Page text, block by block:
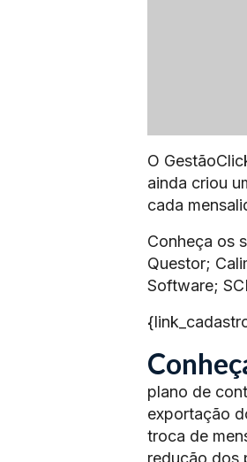
O
ainda criou
cada
Conheça os
Questor;
Software;
plano de
exportação
troca de